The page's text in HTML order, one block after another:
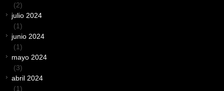
(2)
julio 2024
(1)
junio 2024
(1)
mayo 2024
(3)
abril 2024
(1)